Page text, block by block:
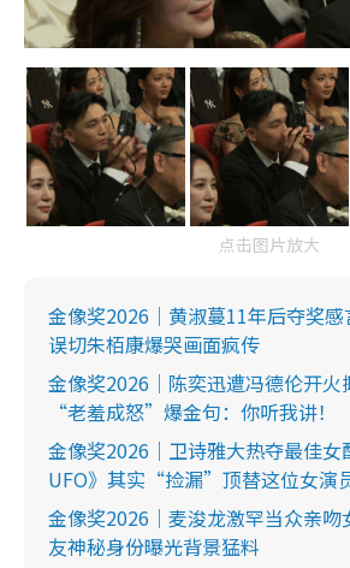
点击图片放大
金像奖2026｜黄淑蔓11年后夺奖
误切朱栢康爆哭画面疯传
金像奖2026｜陈奕迅遭冯德伦开火
“老羞成怒”爆金句：你听我讲！
金像奖2026｜卫诗雅大热夺最佳女
UFO》其实“捡漏”顶替这位女演
金像奖2026｜麦浚龙激罕当众亲吻
友神秘身份曝光背景猛料